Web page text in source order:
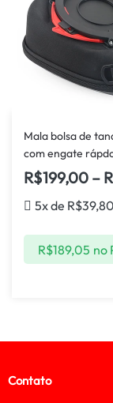
Mala bolsa de
com engate
R$199,00 –
5x de R$39,80
R$189,05 no
Contato